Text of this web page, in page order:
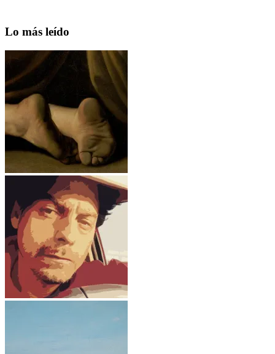
Lo más leído